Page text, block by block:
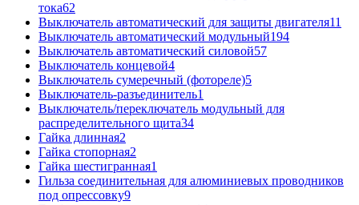
тока62
Выключатель автоматический для защиты двигателя11
Выключатель автоматический модульный194
Выключатель автоматический силовой57
Выключатель концевой4
Выключатель сумеречный (фотореле)5
Выключатель-разъединитель1
Выключатель/переключатель модульный для
распределительного щита34
Гайка длинная2
Гайка стопорная2
Гайка шестигранная1
Гильза соединительная для алюминиевых проводников
под опрессовку9